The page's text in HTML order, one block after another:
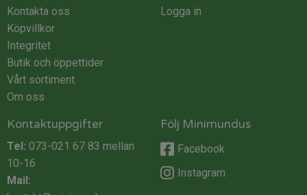
Kontakta oss
Köpvillkor
Integritet
Butik och öppettider
Vårt sortiment
Om oss
Logga in
Kontaktuppgifter
Tel: 073-021 67 83 mellan
10-16
Mail:
Följ Minimundus
Facebook
Instagram